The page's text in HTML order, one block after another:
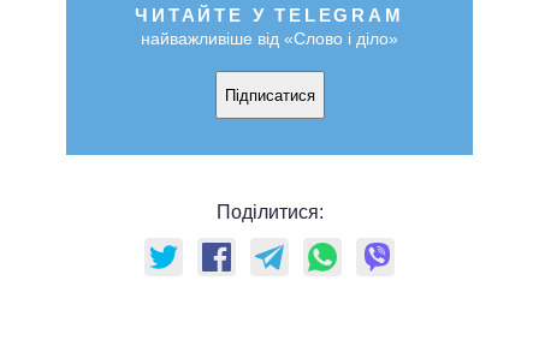
ЧИТАЙТЕ У TELEGRAM
найважливіше від «Слово і діло»
Підписатися
Поділитися: